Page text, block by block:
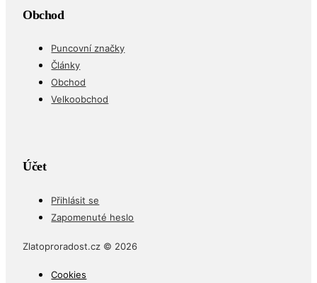
Obchod
Puncovní značky
Články
Obchod
Velkoobchod
Účet
Přihlásit se
Zapomenuté heslo
Zlatoproradost.cz © 2026
Cookies